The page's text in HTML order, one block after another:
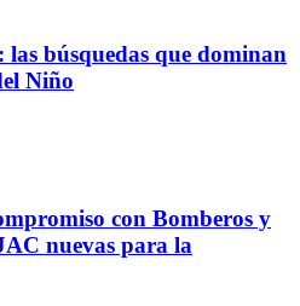
las búsquedas que dominan
Niño
con Bomberos y
nuevas para la